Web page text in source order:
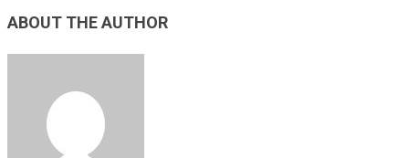
ABOUT THE AUTHOR